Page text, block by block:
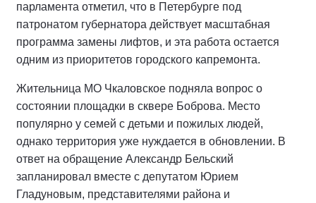
парламента отметил, что в Петербурге под
патронатом губернатора действует масштабная
программа замены лифтов, и эта работа остается
одним из приоритетов городского капремонта.
Жительница МО Чкаловское подняла вопрос о
состоянии площадки в сквере Боброва. Место
популярно у семей с детьми и пожилых людей,
однако территория уже нуждается в обновлении. В
ответ на обращение Александр Бельский
запланировал вместе с депутатом Юрием
Гладуновым, представителями района и